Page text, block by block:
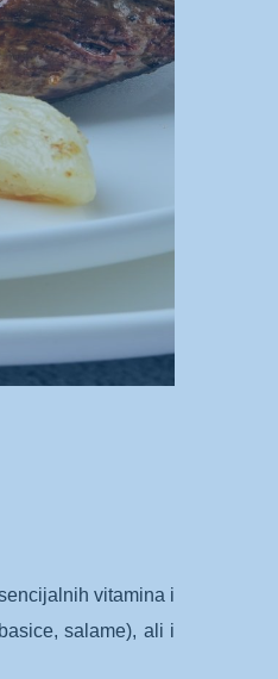
vitamina i
salame), ali i